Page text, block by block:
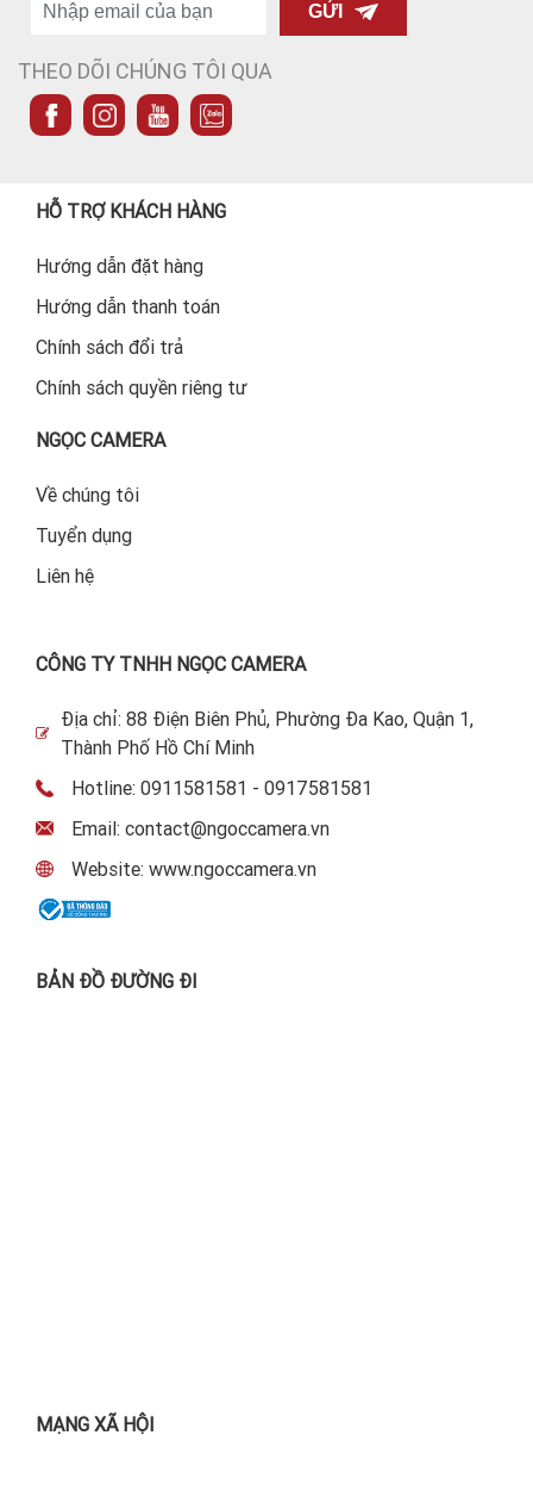
GỬI
THEO DÕI CHÚNG TÔI QUA
HỖ TRỢ KHÁCH HÀNG
Hướng dẫn đặt hàng
Hướng dẫn thanh toán
Chính sách đổi trả
Chính sách quyền riêng tư
NGỌC CAMERA
Về chúng tôi
Tuyển dụng
Liên hệ
CÔNG TY TNHH NGỌC CAMERA
Địa chỉ: 88 Điện Biên Phủ, Phường Đa Kao, Quận 1,
Thành Phố Hồ Chí Minh
Hotline: 0911581581 - 0917581581
Email: contact@ngoccamera.vn
Website: www.ngoccamera.vn
BẢN ĐỒ ĐƯỜNG ĐI
MẠNG XÃ HỘI